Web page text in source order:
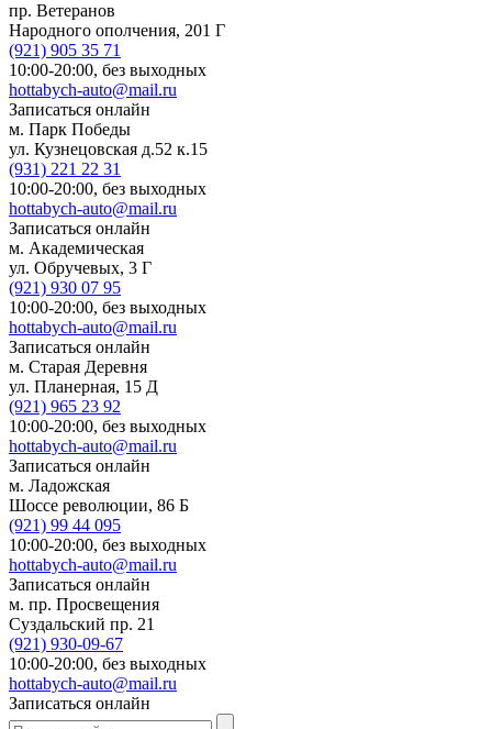
пр. Ветеранов
Народного ополчения, 201 Г
(921) 905 35 71
10:00-20:00, без выходных
hottabych-auto@mail.ru
Записаться онлайн
м. Парк Победы
ул. Кузнецовская д.52 к.15
(931) 221 22 31
10:00-20:00, без выходных
hottabych-auto@mail.ru
Записаться онлайн
м. Академическая
ул. Обручевых, 3 Г
(921) 930 07 95
10:00-20:00, без выходных
hottabych-auto@mail.ru
Записаться онлайн
м. Старая Деревня
ул. Планерная, 15 Д
(921) 965 23 92
10:00-20:00, без выходных
hottabych-auto@mail.ru
Записаться онлайн
м. Ладожская
Шоссе революции, 86 Б
(921) 99 44 095
10:00-20:00, без выходных
hottabych-auto@mail.ru
Записаться онлайн
м. пр. Просвещения
Суздальский пр. 21
(921) 930-09-67
10:00-20:00, без выходных
hottabych-auto@mail.ru
Записаться онлайн